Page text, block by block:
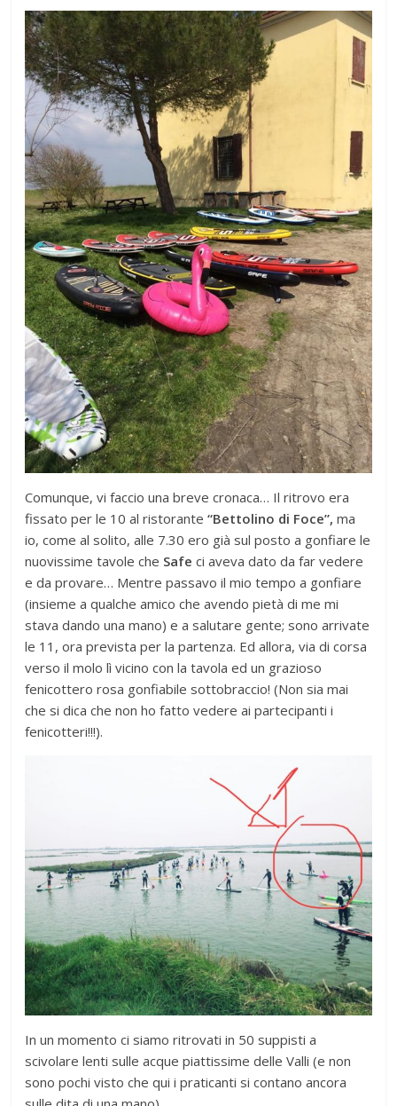
Comunque, vi faccio una breve cronaca… Il ritrovo era
fissato per le 10 al ristorante“Bettolino di Foce”, ma
io, come al solito, alle 7.30 ero già sul posto a gonfiare le
nuovissime tavole che Safe ci aveva dato da far vedere
e da provare… Mentre passavo il mio tempo a gonfiare
(insieme a qualche amico che avendo pietà di me mi
stava dando una mano) e a salutare gente; sono arrivate
le 11, ora prevista per la partenza. Ed allora, via di corsa
verso il molo lì vicino con la tavola ed un grazioso
fenicottero rosa gonfiabile sottobraccio! (Non sia mai
che si dica che non ho fatto vedere ai partecipanti i
fenicotteri!!!).
In un momento ci siamo ritrovati in 50 suppisti a
scivolare lenti sulle acque piattissime delle Valli (e non
sono pochi visto che qui i praticanti si contano ancora